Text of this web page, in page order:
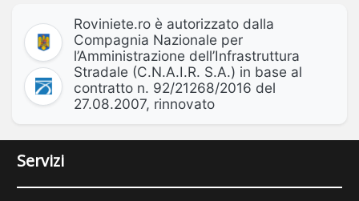
Roviniete.ro è autorizzato dalla
Compagnia Nazionale per
l’Amministrazione dell’Infrastruttura
Stradale (C.N.A.I.R. S.A.) in base al
contratto n. 92/21268/2016 del
27.08.2007, rinnovato
Servizi